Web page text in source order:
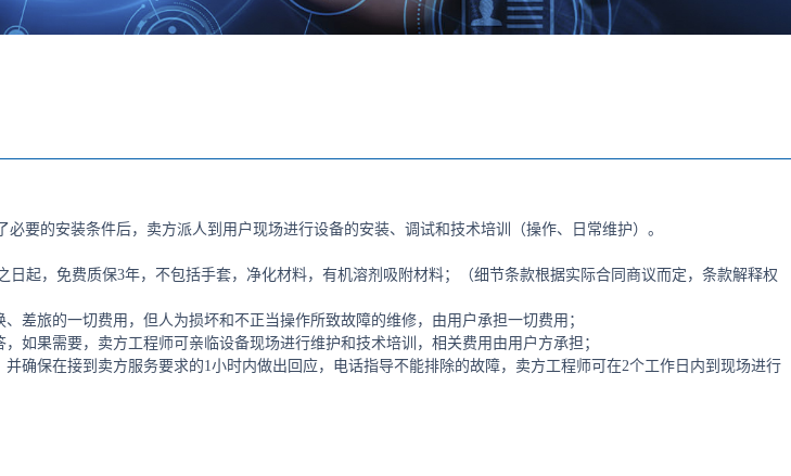
要的安装条件后，卖方派人到用户现场进行设备的安装、调试和技术培训（操作、日常维护）。
日起，免费质保3年，不包括手套，净化材料，有机溶剂吸附材料；（细节条款根据实际合同商议而定，条款解释权
差旅的一切费用，但人为损坏和不正当操作所致故障的维修，由用户承担一切费用；
如果需要，卖方工程师可亲临设备现场进行维护和技术培训，相关费用由用户方承担；
确保在接到卖方服务要求的1小时内做出回应，电话指导不能排除的故障，卖方工程师可在2个工作日内到现场进行